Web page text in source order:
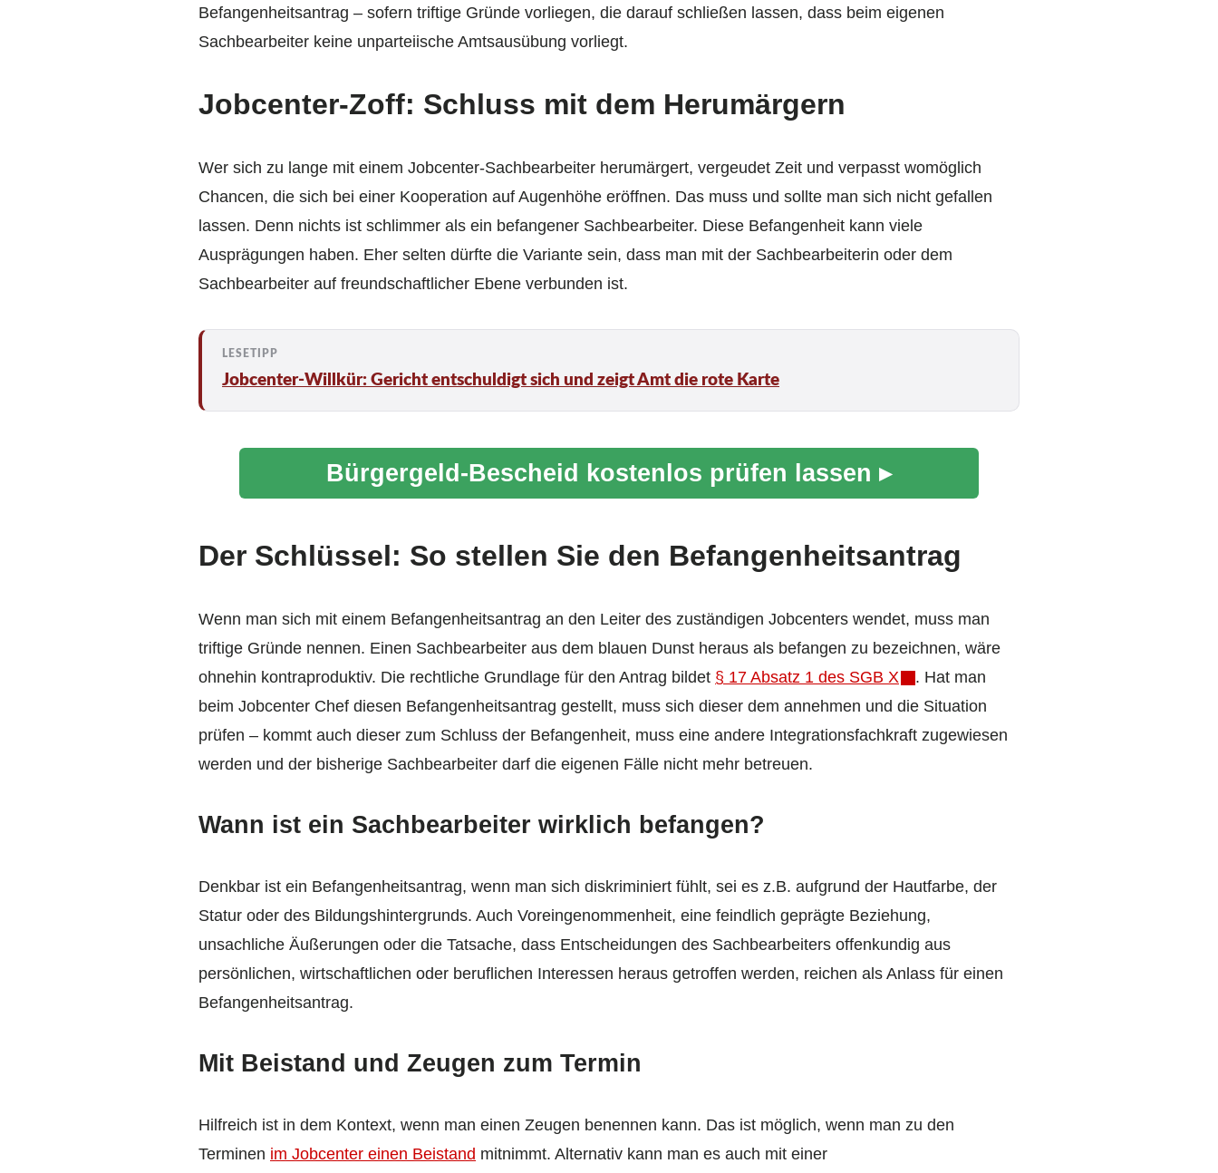
Befangenheitsantrag – sofern triftige Gründe vorliegen, die darauf schließen lassen, dass beim eigenen
Sachbearbeiter keine unparteiische Amtsausübung vorliegt.
Jobcenter-Zoff: Schluss mit dem Herumärgern
Wer sich zu lange mit einem Jobcenter-Sachbearbeiter herumärgert, vergeudet Zeit und verpasst womöglich
Chancen, die sich bei einer Kooperation auf Augenhöhe eröffnen. Das muss und sollte man sich nicht gefallen
lassen. Denn nichts ist schlimmer als ein befangener Sachbearbeiter. Diese Befangenheit kann viele
Ausprägungen haben. Eher selten dürfte die Variante sein, dass man mit der Sachbearbeiterin oder dem
Sachbearbeiter auf freundschaftlicher Ebene verbunden ist.
Jobcenter-Willkür: Gericht entschuldigt sich und zeigt Amt die rote Karte
Bürgergeld-Bescheid kostenlos prüfen lassen ▸
Der Schlüssel: So stellen Sie den Befangenheitsantrag
Wenn man sich mit einem Befangenheitsantrag an den Leiter des zuständigen Jobcenters wendet, muss man
triftige Gründe nennen. Einen Sachbearbeiter aus dem blauen Dunst heraus als befangen zu bezeichnen, wäre
ohnehin kontraproduktiv. Die rechtliche Grundlage für den Antrag bildet § 17 Absatz 1 des SGB X
. Hat man
beim Jobcenter Chef diesen Befangenheitsantrag gestellt, muss sich dieser dem annehmen und die Situation
prüfen – kommt auch dieser zum Schluss der Befangenheit, muss eine andere Integrationsfachkraft zugewiesen
werden und der bisherige Sachbearbeiter darf die eigenen Fälle nicht mehr betreuen.
Wann ist ein Sachbearbeiter wirklich befangen?
Denkbar ist ein Befangenheitsantrag, wenn man sich diskriminiert fühlt, sei es z.B. aufgrund der Hautfarbe, der
Statur oder des Bildungshintergrunds. Auch Voreingenommenheit, eine feindlich geprägte Beziehung,
unsachliche Äußerungen oder die Tatsache, dass Entscheidungen des Sachbearbeiters offenkundig aus
persönlichen, wirtschaftlichen oder beruflichen Interessen heraus getroffen werden, reichen als Anlass für einen
Befangenheitsantrag.
Mit Beistand und Zeugen zum Termin
Hilfreich ist in dem Kontext, wenn man einen Zeugen benennen kann. Das ist möglich, wenn man zu den
Terminen im Jobcenter einen Beistand mitnimmt. Alternativ kann man es auch mit einer